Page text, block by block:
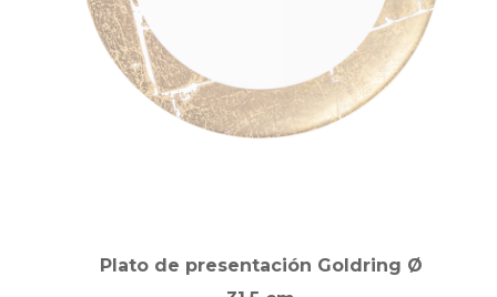
Plato de presentación Goldring Ø